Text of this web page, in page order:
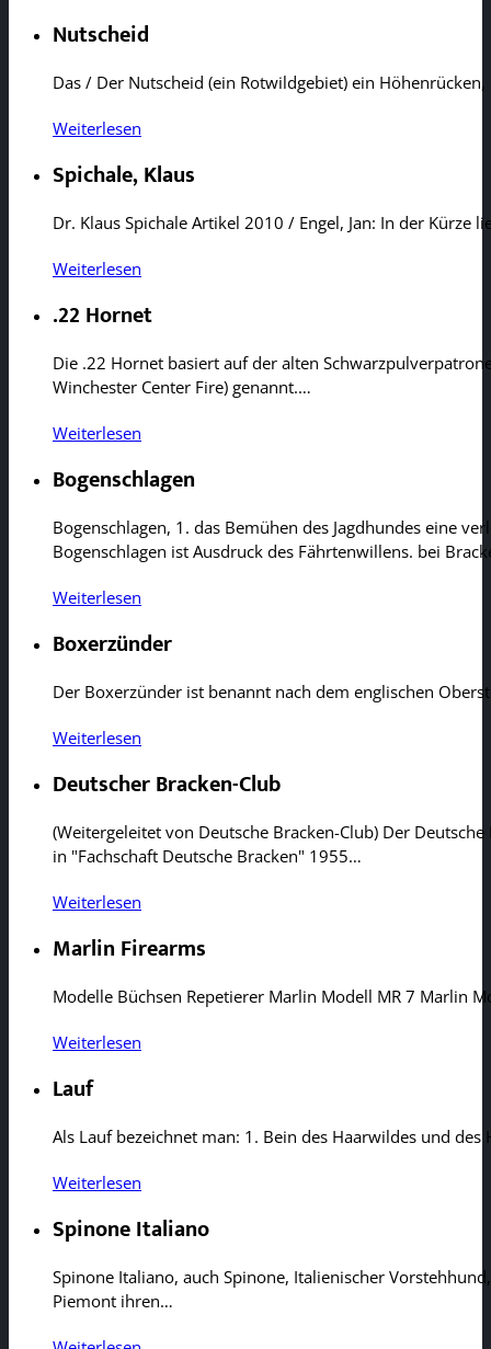
Nutscheid
Das / Der Nutscheid (ein Rotwildgebiet) ein
Weiterlesen
Spichale, Klaus
Dr. Klaus Spichale Artikel 2010 / Engel, Jan: In der Kürze
Weiterlesen
.22 Hornet
Die .22 Hornet basiert auf der alten
Winchester Center Fire) genannt.…
Weiterlesen
Bogenschlagen
Bogenschlagen, 1. das Bemühen des Jagdhundes eine
Bogenschlagen ist Ausdruck des Fährtenwillens. bei
Weiterlesen
Boxerzünder
Der Boxerzünder ist benannt nach dem englischen
Weiterlesen
Deutscher Bracken-Club
(Weitergeleitet von Deutsche Bracken-Club) Der
in "Fachschaft Deutsche Bracken" 1955…
Weiterlesen
Marlin Firearms
Modelle Büchsen Repetierer Marlin Modell MR 7 Marlin
Weiterlesen
Lauf
Als Lauf bezeichnet man: 1. Bein des Haarwildes und
Weiterlesen
Spinone Italiano
Spinone Italiano, auch Spinone, Italienischer
Piemont ihren…